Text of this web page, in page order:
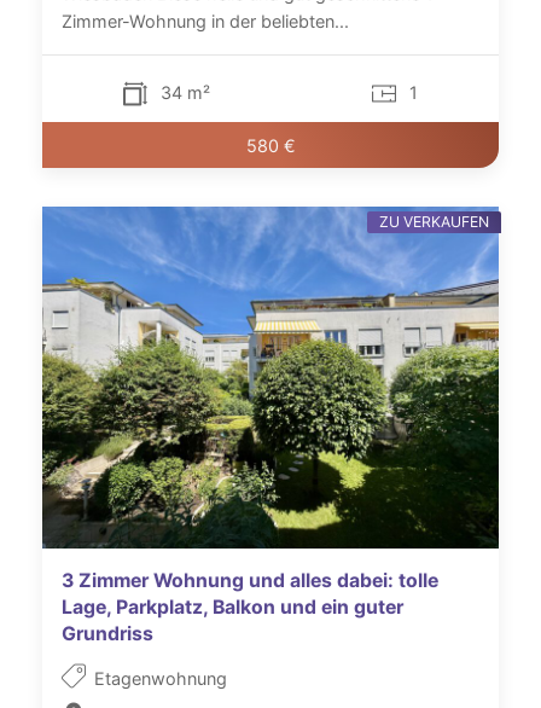
Zimmer-Wohnung in der beliebten...
34 m² 1
580 €
3 Zimmer Wohnung und alles dabei: tolle
Lage, Parkplatz, Balkon und ein guter
Grundriss
Etagenwohnung
ZU VERKAUFEN